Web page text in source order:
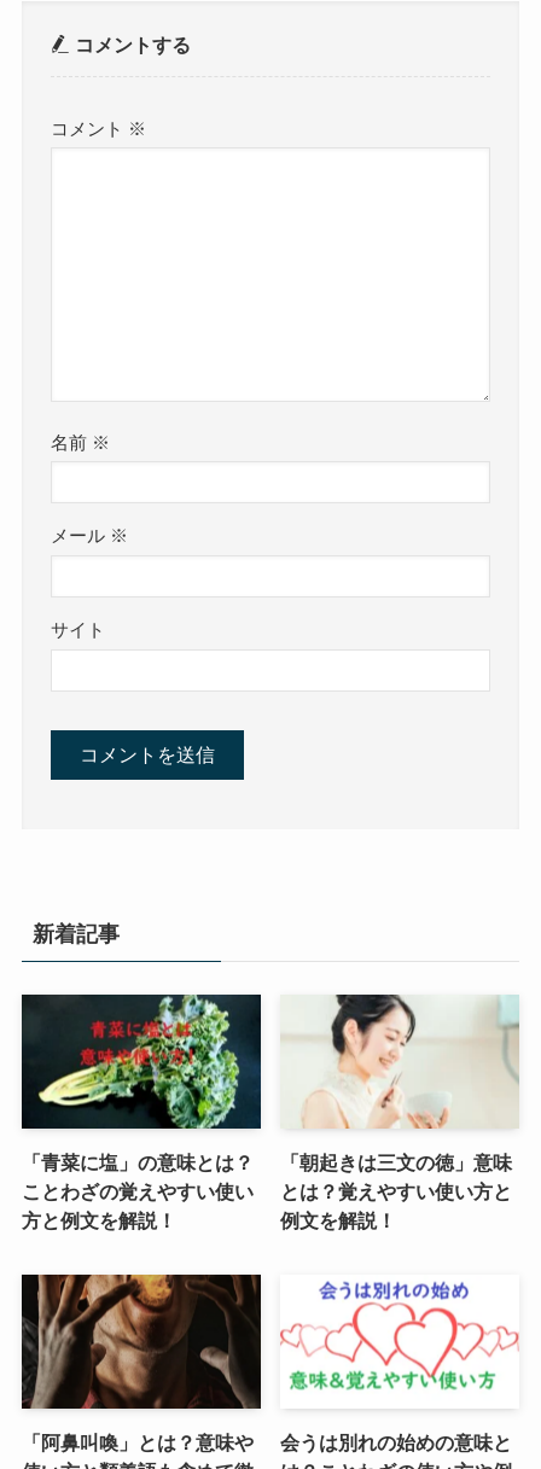
コメントする
コメント ※
名前 ※
メール ※
サイト
新着記事
「青菜に塩」の意味とは？
ことわざの覚えやすい使い
方と例文を解説！
「朝起きは三文の徳」意味
とは？覚えやすい使い方と
例文を解説！
「阿鼻叫喚」とは？意味や
会うは別れの始めの意味と